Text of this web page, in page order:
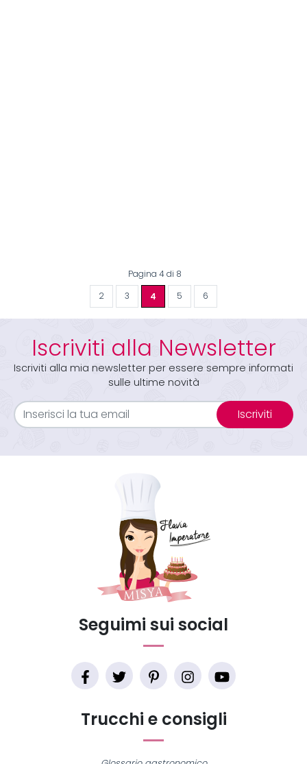
Pagina 4 di 8
2 3 4 5 6
Iscriviti alla Newsletter
Iscriviti alla mia newsletter per essere sempre informati
sulle ultime novità
Iscriviti
Trucchi e consigli
Seguimi sui social